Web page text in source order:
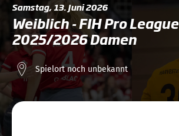
Samstag, 13. Juni 2026
Weiblich - FIH Pro League
2025/2026 Damen
Spielort noch unbekannt